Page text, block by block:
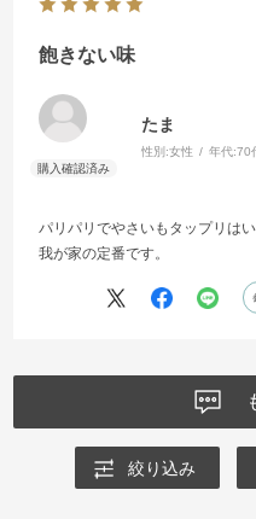
飽きない味
たま
性別:女性 年代:70
パリパリでやさいもタップリは
我が家の定番です。
絞り込み